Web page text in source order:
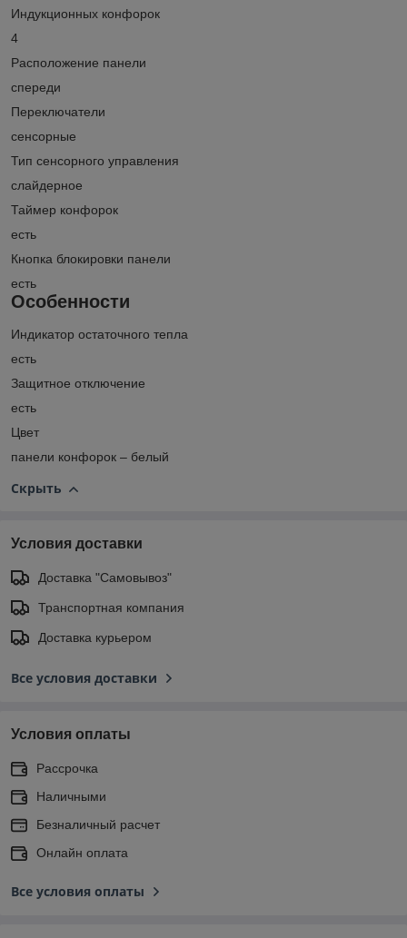
Индукционных конфорок
4
Расположение панели
спереди
Переключатели
сенсорные
Тип сенсорного управления
слайдерное
Таймер конфорок
есть
Кнопка блокировки панели
есть
Особенности
Индикатор остаточного тепла
есть
Защитное отключение
есть
Цвет
панели конфорок – белый
Скрыть
Условия доставки
Доставка "Самовывоз"
Транспортная компания
Доставка курьером
Все условия доставки
Условия оплаты
Рассрочка
Наличными
Безналичный расчет
Онлайн оплата
Все условия оплаты